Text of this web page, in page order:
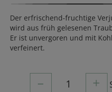
Der erfrischend-fruchtige
wird aus früh gelesenen
Er ist unvergoren und mit
verfeinert.
– 1 +